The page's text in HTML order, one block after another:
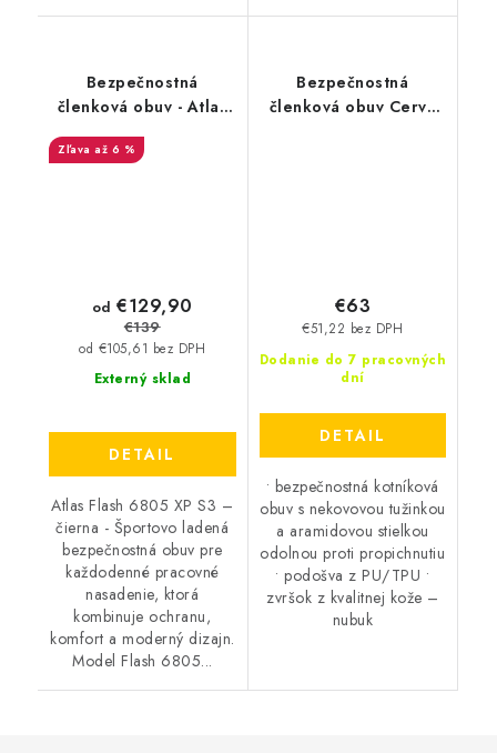
Bezpečnostná
členková obuv - Atlas
Flash 6805 XP S3 SRC -
čierna 36901
až 6 %
Externý sklad
od €105,61 bez DPH
od €129,90
€139
DETAIL
Atlas Flash 6805 XP S3 –
čierna - Športovo ladená
bezpečnostná obuv pre
každodenné pracovné
nasadenie, ktorá
kombinuje ochranu,
komfort a moderný dizajn.
Model Flash 6805...
Bezpečnostná
členková obuv Cerva
Dodanie do 7 pracovných
dní
€51,22 bez DPH
€63
DETAIL
• bezpečnostná kotníková
obuv s nekovovou tužinkou
a aramidovou stielkou
odolnou proti propichnutiu
• podošva z PU/TPU •
zvršok z kvalitnej kože –
nubuk